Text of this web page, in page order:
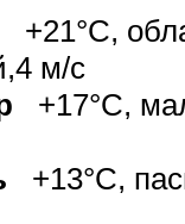
+21°C,
м/с
+17°C,
+13°C,